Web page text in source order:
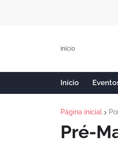
Início
Início
Página inicial
Pré-